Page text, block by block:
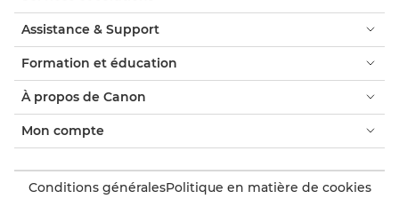
Assistance & Support
Formation et éducation
À propos de Canon
Mon compte
Conditions généralesPolitique en matière de cookies